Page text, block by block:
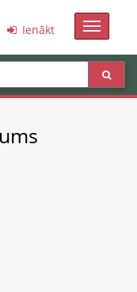
Toggle
Ienākt